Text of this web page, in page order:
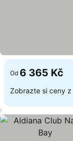
Od 6 365 Kč
Zobrazte si ceny z